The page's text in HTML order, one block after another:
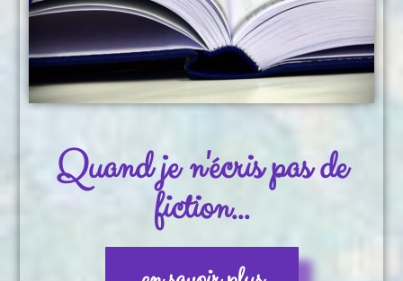
Quand je n'écris pas de
fiction...